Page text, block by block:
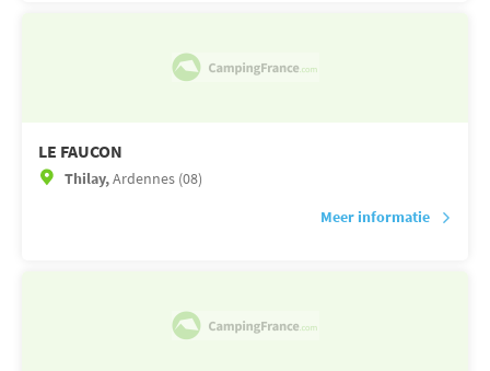
LE FAUCON
Thilay,Ardennes (08)
Meer informatie